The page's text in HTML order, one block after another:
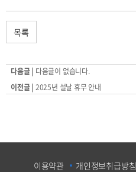
목록
다음글 | 다음글이 없습니다.
이전글 | 2025년 설날 휴무 안내
이용약관 개인정보취급방침